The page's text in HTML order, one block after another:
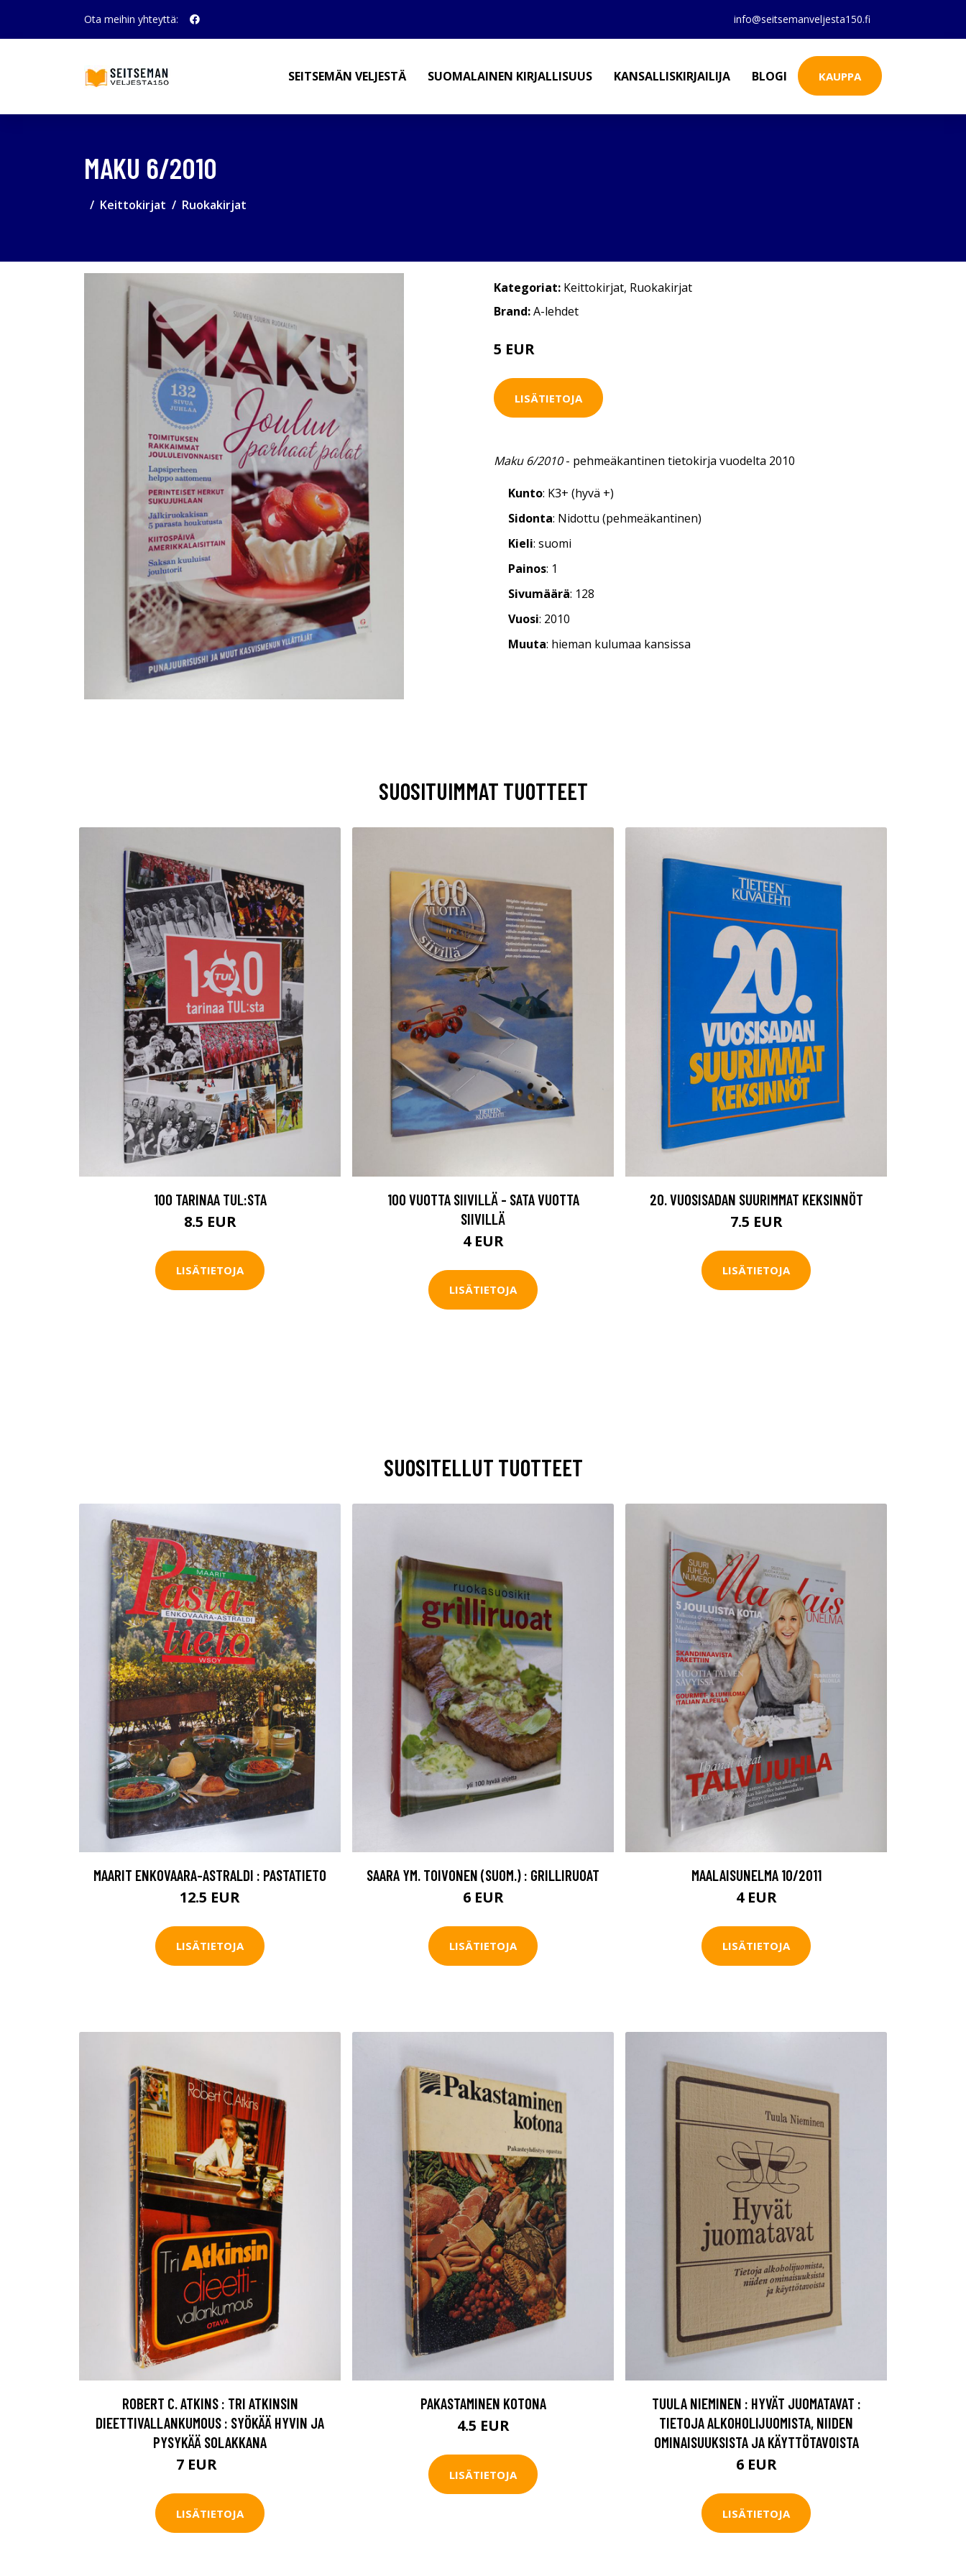
Ota meihin yhteyttä: info@seitsemanveljesta150.fi
SEITSEMÄN VELJESTÄ SUOMALAINEN KIRJALLISUUS KANSALLISKIRJAILIJA BLOGI KAUPPA
MAKU 6/2010
Keittokirjat Ruokakirjat
Kategoriat: Keittokirjat, Ruokakirjat
Brand:A-lehdet
5 EUR
LISÄTIETOJA
Maku 6/2010- pehmeäkantinen tietokirja vuodelta 2010
Kunto: K3+ (hyvä +)
Sidonta: Nidottu (pehmeäkantinen)
Kieli: suomi
Painos: 1
Sivumäärä: 128
Vuosi: 2010
Muuta: hieman kulumaa kansissa
SUOSITUIMMAT TUOTTEET
100 TARINAA TUL:STA
8.5 EUR
LISÄTIETOJA
100 VUOTTA SIIVILLÄ - SATA VUOTTA
SIIVILLÄ
4 EUR
LISÄTIETOJA
20. VUOSISADAN SUURIMMAT KEKSINNÖT
7.5 EUR
LISÄTIETOJA
SUOSITELLUT TUOTTEET
MAARIT ENKOVAARA-ASTRALDI : PASTATIETO
12.5 EUR
LISÄTIETOJA
SAARA YM. TOIVONEN (SUOM.) : GRILLIRUOAT
6 EUR
LISÄTIETOJA
MAALAISUNELMA 10/2011
4 EUR
LISÄTIETOJA
ROBERT C. ATKINS : TRI ATKINSIN
DIEETTIVALLANKUMOUS : SYÖKÄÄ HYVIN JA
PYSYKÄÄ SOLAKKANA
7 EUR
LISÄTIETOJA
PAKASTAMINEN KOTONA
4.5 EUR
LISÄTIETOJA
TUULA NIEMINEN : HYVÄT JUOMATAVAT :
TIETOJA ALKOHOLIJUOMISTA, NIIDEN
OMINAISUUKSISTA JA KÄYTTÖTAVOISTA
6 EUR
LISÄTIETOJA